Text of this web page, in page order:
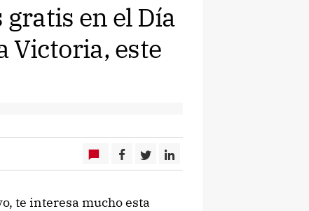
en el Día
Victoria, este
te interesa mucho esta